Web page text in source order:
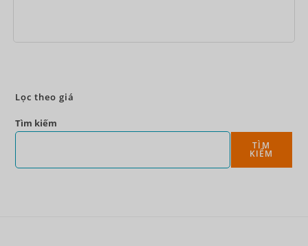
Lọc theo giá
Tìm kiếm
TÌM
KIẾM